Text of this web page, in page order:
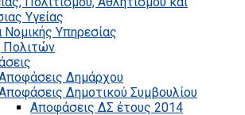
Υγείας
Νομικής Υπηρεσίας
Πολιτών
Δημάρχου
Δημοτικού Συμβουλίου
Αποφάσεις ΔΣ έτους 2014